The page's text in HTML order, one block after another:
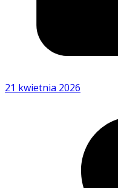
21 kwietnia 2026